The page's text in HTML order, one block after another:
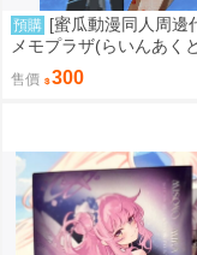
預購 [蜜瓜動漫同人周邊
メモプラザ(らいんあく
マリ学園パロディ
人誌)
售價 300